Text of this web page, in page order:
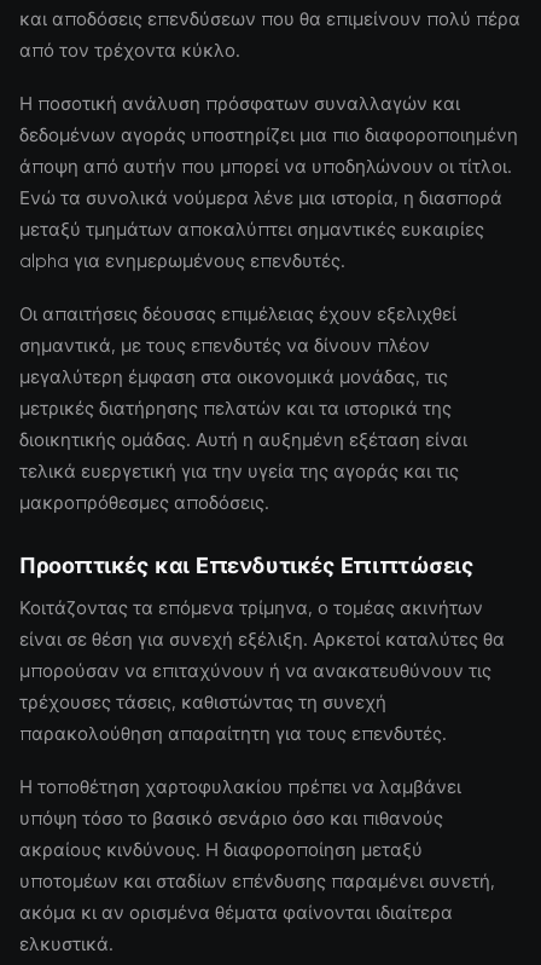
και αποδόσεις επενδύσεων που θα επιμείνουν πολύ πέρα
από τον τρέχοντα κύκλο.
Η ποσοτική ανάλυση πρόσφατων συναλλαγών και
δεδομένων αγοράς υποστηρίζει μια πιο διαφοροποιημένη
άποψη από αυτήν που μπορεί να υποδηλώνουν οι τίτλοι.
Ενώ τα συνολικά νούμερα λένε μια ιστορία, η διασπορά
μεταξύ τμημάτων αποκαλύπτει σημαντικές ευκαιρίες
alpha για ενημερωμένους επενδυτές.
Οι απαιτήσεις δέουσας επιμέλειας έχουν εξελιχθεί
σημαντικά, με τους επενδυτές να δίνουν πλέον
μεγαλύτερη έμφαση στα οικονομικά μονάδας, τις
μετρικές διατήρησης πελατών και τα ιστορικά της
διοικητικής ομάδας. Αυτή η αυξημένη εξέταση είναι
τελικά ευεργετική για την υγεία της αγοράς και τις
μακροπρόθεσμες αποδόσεις.
Προοπτικές και Επενδυτικές Επιπτώσεις
Κοιτάζοντας τα επόμενα τρίμηνα, ο τομέας ακινήτων
είναι σε θέση για συνεχή εξέλιξη. Αρκετοί καταλύτες θα
μπορούσαν να επιταχύνουν ή να ανακατευθύνουν τις
τρέχουσες τάσεις, καθιστώντας τη συνεχή
παρακολούθηση απαραίτητη για τους επενδυτές.
Η τοποθέτηση χαρτοφυλακίου πρέπει να λαμβάνει
υπόψη τόσο το βασικό σενάριο όσο και πιθανούς
ακραίους κινδύνους. Η διαφοροποίηση μεταξύ
υποτομέων και σταδίων επένδυσης παραμένει συνετή,
ακόμα κι αν ορισμένα θέματα φαίνονται ιδιαίτερα
ελκυστικά.